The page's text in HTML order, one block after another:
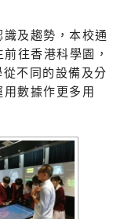
及趨勢，本校通
往香港科學園，
不同的設備及分
數據作更多用